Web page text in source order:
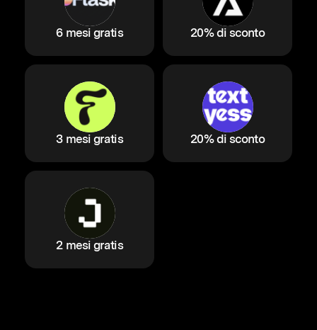
6 mesi gratis 20% di sconto
3 mesi gratis 20% di sconto
2 mesi gratis